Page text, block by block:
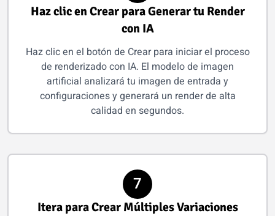
Haz clic en Crear para Generar tu Render
con IA
Haz clic en el botón de Crear para iniciar el proceso
de renderizado con IA. El modelo de imagen
artificial analizará tu imagen de entrada y
configuraciones y generará un render de alta
calidad en segundos.
7
Itera para Crear Múltiples Variaciones